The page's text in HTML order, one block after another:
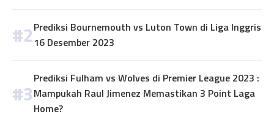
Prediksi Bournemouth vs Luton Town di Liga Inggris
16 Desember 2023
Prediksi Fulham vs Wolves di Premier League 2023 :
Mampukah Raul Jimenez Memastikan 3 Point Laga
Home?